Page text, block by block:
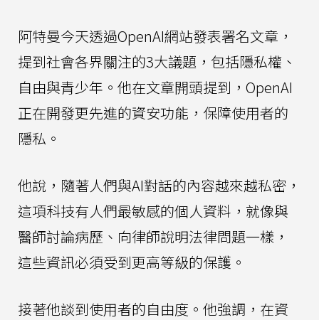
阿特曼今天透過OpenAI網站發表署名文章，
提到社會各界關注的3大議題，包括隱私權、
自由與青少年。他在文章開頭提到，OpenAI
正在開發更先進的資安功能，保障使用者的
隱私。
他說，隨著人們與AI對話的內容越來越私密，
這項科技有人們最敏感的個人資料，就像與
醫師討論病歷、向律師說明法律問題一樣，
這些資訊必須受到更高等級的保護。
接著他談到使用者的自由度。他強調，在資